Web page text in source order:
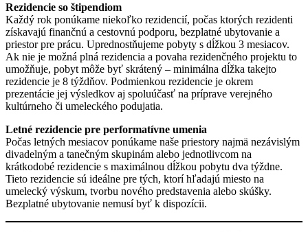
Rezidencie so štipendiom
Každý rok ponúkame niekoľko rezidencií, počas ktorých rezidenti
získavajú finančnú a cestovnú podporu, bezplatné ubytovanie a
priestor pre prácu. Uprednostňujeme pobyty s dĺžkou 3 mesiacov.
Ak nie je možná plná rezidencia a povaha rezidenčného projektu to
umožňuje, pobyt môže byť skrátený – minimálna dĺžka takejto
rezidencie je 8 týždňov. Podmienkou rezidencie je okrem
prezentácie jej výsledkov aj spoluúčasť na príprave verejného
kultúrneho či umeleckého podujatia.
Letné rezidencie pre performatívne umenia
Počas letných mesiacov ponúkame naše priestory najmä nezávislým
divadelným a tanečným skupinám alebo jednotlivcom na
krátkodobé rezidencie s maximálnou dĺžkou pobytu dva týždne.
Tieto rezidencie sú ideálne pre tých, ktorí hľadajú miesto na
umelecký výskum, tvorbu nového predstavenia alebo skúšky.
Bezplatné ubytovanie nemusí byť k dispozícii.